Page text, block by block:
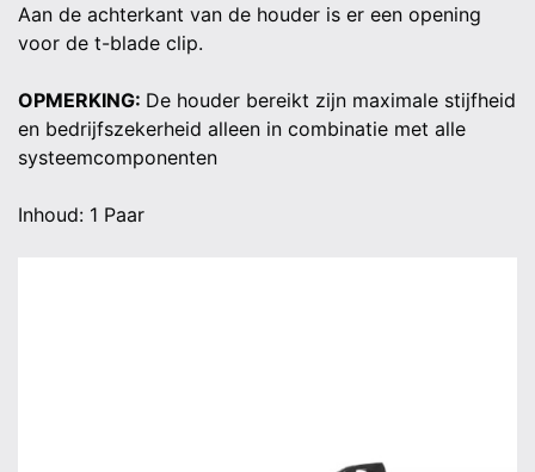
Aan de achterkant van de houder is er een opening
voor de t-blade clip.
OPMERKING: De houder bereikt zijn maximale stijfheid
en bedrijfszekerheid alleen in combinatie met alle
systeemcomponenten
Inhoud: 1 Paar